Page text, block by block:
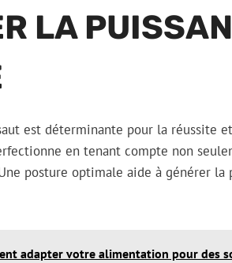
LA
est déterminante pour la réussite
en tenant compte non
posture optimale aide à générer
adapter votre alimentation pour des